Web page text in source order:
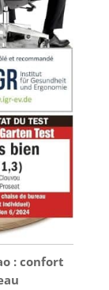
: confort